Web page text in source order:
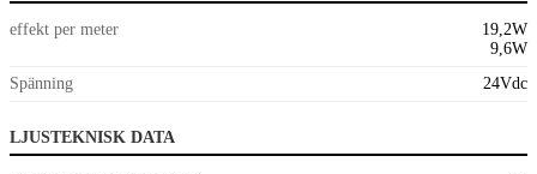
effekt per meter
19,2W
9,6W
Spänning
24Vdc
LJUSTEKNISK DATA